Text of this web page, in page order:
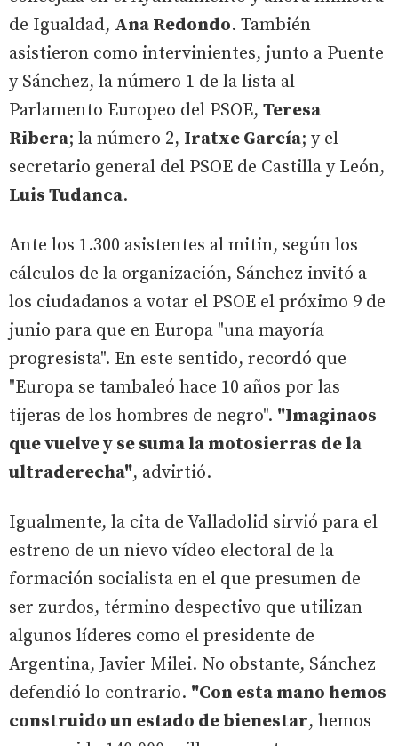
de Igualdad, Ana Redondo. También
asistieron como intervinientes, junto a Puente
y Sánchez, la número 1 de la lista al
Parlamento Europeo del PSOE, Teresa
Ribera; la número 2, Iratxe García; y el
secretario general del PSOE de Castilla y León,
Luis Tudanca.
Ante los 1.300 asistentes al mitin, según los
cálculos de la organización, Sánchez invitó a
los ciudadanos a votar el PSOE el próximo 9 de
junio para que en Europa "una mayoría
progresista". En este sentido, recordó que
"Europa se tambaleó hace 10 años por las
tijeras de los hombres de negro". "Imaginaos
que vuelve y se suma la motosierras de la
ultraderecha", advirtió.
Igualmente, la cita de Valladolid sirvió para el
estreno de un nievo vídeo electoral de la
formación socialista en el que presumen de
ser zurdos, término despectivo que utilizan
algunos líderes como el presidente de
Argentina, Javier Milei. No obstante, Sánchez
defendió lo contrario. "Con esta mano hemos
construido un estado de bienestar, hemos